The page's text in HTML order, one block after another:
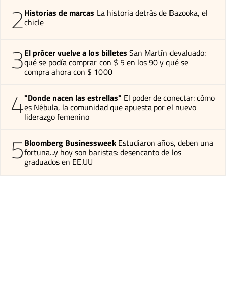
2Historias de marcas La historia detrás de Bazooka, el
chicle
3El prócer vuelve a los billetes San Martín devaluado:
qué se podía comprar con $ 5 en los 90 y qué se
compra ahora con $ 1000
4"Donde nacen las estrellas" El poder de conectar: cómo
es Nébula, la comunidad que apuesta por el nuevo
liderazgo femenino
5Bloomberg Businessweek Estudiaron años, deben una
fortuna...y hoy son baristas: desencanto de los
graduados en EE.UU